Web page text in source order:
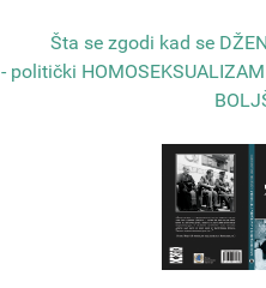
Šta se zgodi kad se
- politički